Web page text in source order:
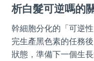
析白髮可逆嗎的
幹細胞分化的「可逆
完生產黑色素的任務
狀態，準備下一個生